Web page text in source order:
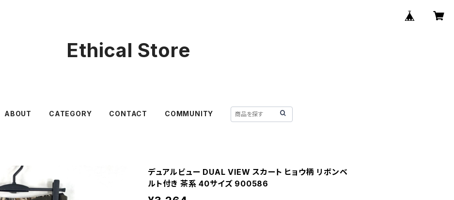
Ethical Store
ABOUT CATEGORY CONTACT COMMUNITY
デュアルビュー DUAL VIEW スカート ヒョウ柄 リボンベ
ルト付き 茶系 40サイズ 900586